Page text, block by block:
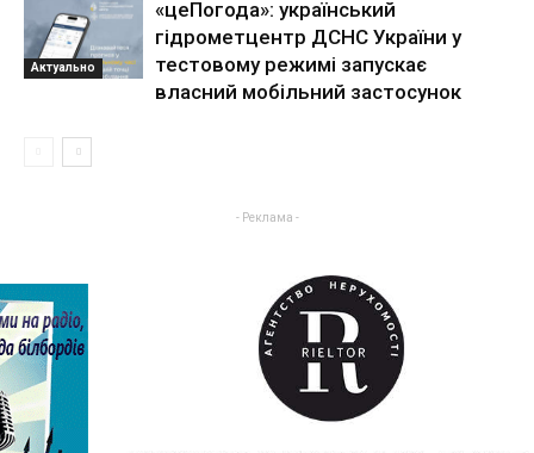
Актуально
«цеПогода»: український
гідрометцентр ДСНС України у
тестовому режимі запускає
власний мобільний застосунок
- Реклама -